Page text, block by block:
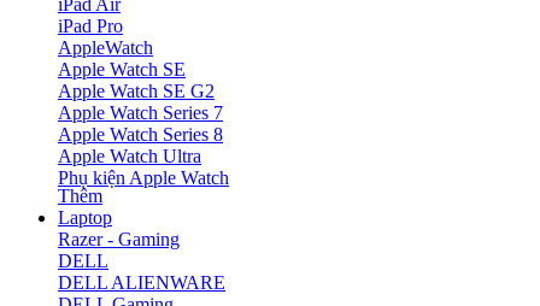
iPad Air
iPad Pro
AppleWatch
Apple Watch SE
Apple Watch SE G2
Apple Watch Series 7
Apple Watch Series 8
Apple Watch Ultra
Phụ kiện Apple Watch
Thêm
Laptop
Razer - Gaming
DELL
DELL ALIENWARE